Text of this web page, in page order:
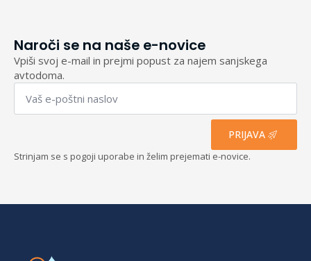
Naroči se na naše e-novice
Vpiši svoj e-mail in prejmi popust za najem sanjskega
avtodoma.
Email
PRIJAVA
Strinjam se s pogoji uporabe in želim prejemati e-novice.